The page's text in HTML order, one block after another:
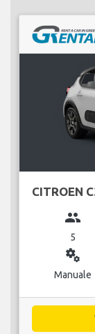
CITROEN
group
5
miscellaneous_services
Manuale